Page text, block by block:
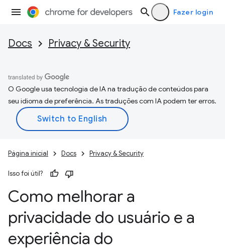
Fazer login
Docs Privacy & Security
O Google usa tecnologia de IA na tradução de conteúdos para
seu idioma de preferência. As traduções com IA podem ter erros.
Página inicial Docs Privacy & Security
Isso foi útil?
Como melhorar a
privacidade do usuário e a
experiência do